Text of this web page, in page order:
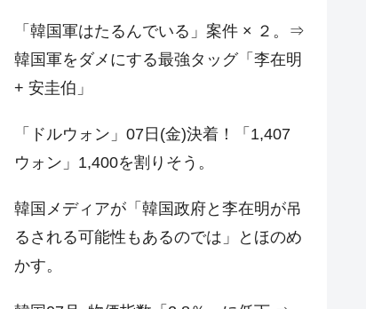
「韓国軍はたるんでいる」案件 × ２。⇒
韓国軍をダメにする最強タッグ「李在明
+ 安圭伯」
「ドルウォン」07日(金)決着！「1,407
ウォン」1,400を割りそう。
韓国メディアが「韓国政府と李在明が吊
るされる可能性もあるのでは」とほのめ
かす。